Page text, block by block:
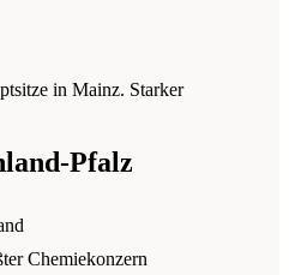
in Mainz. Starker
Pfalz
Chemiekonzern